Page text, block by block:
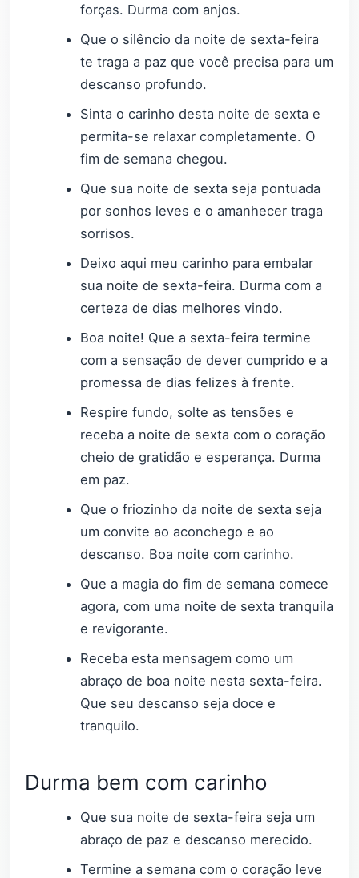
forças. Durma com anjos.
Que o silêncio da noite de sexta-feira
te traga a paz que você precisa para um
descanso profundo.
Sinta o carinho desta noite de sexta e
permita-se relaxar completamente. O
fim de semana chegou.
Que sua noite de sexta seja pontuada
por sonhos leves e o amanhecer traga
sorrisos.
Deixo aqui meu carinho para embalar
sua noite de sexta-feira. Durma com a
certeza de dias melhores vindo.
Boa noite! Que a sexta-feira termine
com a sensação de dever cumprido e a
promessa de dias felizes à frente.
Respire fundo, solte as tensões e
receba a noite de sexta com o coração
cheio de gratidão e esperança. Durma
em paz.
Que o friozinho da noite de sexta seja
um convite ao aconchego e ao
descanso. Boa noite com carinho.
Que a magia do fim de semana comece
agora, com uma noite de sexta tranquila
e revigorante.
Receba esta mensagem como um
abraço de boa noite nesta sexta-feira.
Que seu descanso seja doce e
tranquilo.
Durma bem com carinho
Que sua noite de sexta-feira seja um
abraço de paz e descanso merecido.
Termine a semana com o coração leve